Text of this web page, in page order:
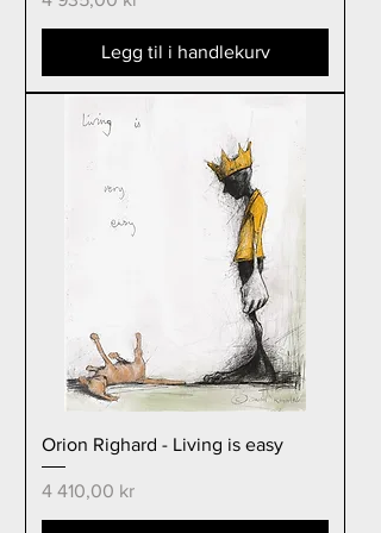
Legg til i handlekurv
Orion Righard - Living is easy
Pris
4 410,00 kr